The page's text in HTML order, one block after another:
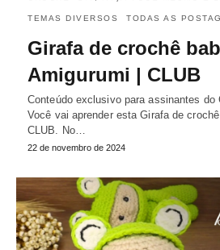
TEMAS DIVERSOS TODAS AS
Girafa de crochê
Amigurumi | CLUB
Conteúdo exclusivo para assinantes do
Você vai aprender esta Girafa de crochê
CLUB. No…
22 de novembro de 2024